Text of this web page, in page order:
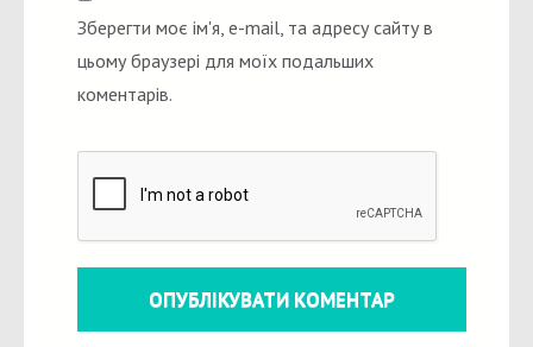
Зберегти моє ім'я, e-mail, та адресу сайту в
цьому браузері для моїх подальших
коментарів.